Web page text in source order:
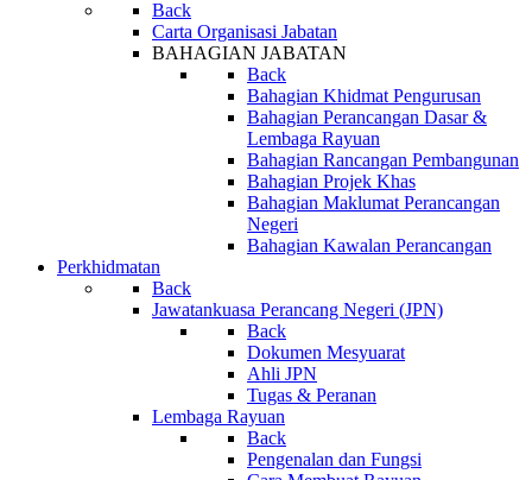
Back
Carta Organisasi Jabatan
BAHAGIAN JABATAN
Back
Bahagian Khidmat Pengurusan
Bahagian Perancangan Dasar &
Lembaga Rayuan
Bahagian Rancangan Pembangunan
Bahagian Projek Khas
Bahagian Maklumat Perancangan
Negeri
Bahagian Kawalan Perancangan
Perkhidmatan
Back
Jawatankuasa Perancang Negeri (JPN)
Back
Dokumen Mesyuarat
Ahli JPN
Tugas & Peranan
Lembaga Rayuan
Back
Pengenalan dan Fungsi